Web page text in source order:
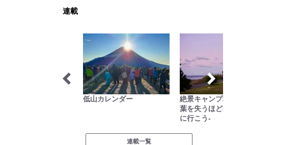
連載
低山カレンダー
絶景キャンプ場ガイド-言
葉を失うほどの風景に会い
に行こう-
連載一覧